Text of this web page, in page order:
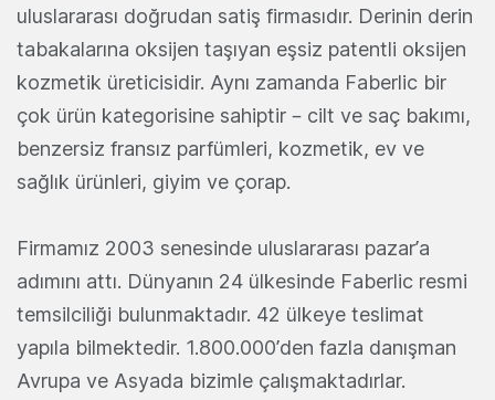
uluslararası doğrudan satiş firmasıdır. Derinin derin
tabakalarına oksijen taşıyan eşsiz patentli oksijen
kozmetik üreticisidir. Aynı zamanda Faberlic bir
çok ürün kategorisine sahiptir – cilt ve saç bakımı,
benzersiz fransız parfümleri, kozmetik, ev ve
sağlık ürünleri, giyim ve çorap.
Firmamız 2003 senesinde uluslararası pazar’a
adımını attı. Dünyanın 24 ülkesinde Faberlic resmi
temsilciliği bulunmaktadır. 42 ülkeye teslimat
yapıla bilmektedir. 1.800.000’den fazla danışman
Avrupa ve Asyada bizimle çalışmaktadırlar.